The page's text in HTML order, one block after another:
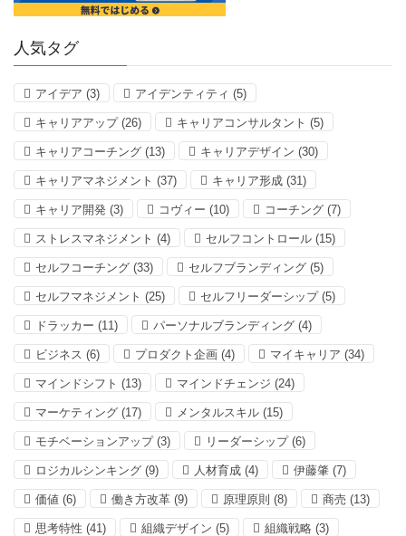
人気タグ
アイデア (3) アイデンティティ (5)
キャリアアップ(26) キャリアコンサルタント (5)
キャリアコーチング (13) キャリアデザイン (30)
キャリアマネジメント (37) キャリア形成 (31)
キャリア開発 (3) コヴィー (10) コーチング (7)
ストレスマネジメント (4) セルフコントロール (15)
セルフコーチング (33) セルフブランディング (5)
セルフマネジメント (25) セルフリーダーシップ(5)
ドラッカー (11) パーソナルブランディング (4)
ビジネス (6) プロダクト企画 (4) マイキャリア (34)
マインドシフト (13) マインドチェンジ (24)
マーケティング (17) メンタルスキル (15)
モチベーションアップ(3) リーダーシップ(6)
ロジカルシンキング (9) 人材育成 (4) 伊藤肇 (7)
価値 (6) 働き方改革 (9) 原理原則 (8) 商売 (13)
思考特性 (41) 組織デザイン (5) 組織戦略 (3)